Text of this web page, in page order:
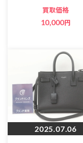
買取価格
10,000円
2025.07.06